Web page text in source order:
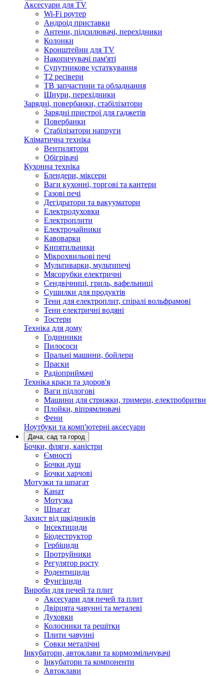
Аксесуари для TV
Wi-Fi роутер
Андроід приставки
Антени, підсилювачі, перехідники
Колонки
Кронштейни для TV
Накопичувачі пам'яті
Супутникове устаткування
Т2 ресівери
ТВ запчастини та обладнання
Шнури, перехідники
Зарядні, повербанки, стабілізатори
Зарядні пристрої для гаджетів
Повербанки
Стабілізатори напруги
Кліматична техніка
Вентилятори
Обігрівачі
Кухонна техніка
Блендери, міксери
Ваги кухонні, торгові та кантери
Газові печі
Дегідратори та вакууматори
Електродуховки
Електроплити
Електрочайники
Кавоварки
Кипятильники
Мікрохвильові печі
Мультиварки, мультипечі
Мясорубки електричні
Сендвічниці, гриль, вафельниці
Сушилки для продуктів
Тени для електроплит, спіралі вольфрамові
Тени електричні водяні
Тостери
Техніка для дому
Годинники
Пилососи
Пральні машини, бойлери
Праски
Радіоприймачі
Техніка краси та здоров'я
Ваги підлогові
Машини для стрижки, тримери, електробритви
Плойки, віпрямлювачі
Фени
Ноутбуки та комп'ютерні аксесуари
Дача, сад та город
Бочки, фляги, каністри
Ємності
Бочки душ
Бочки харчові
Мотузки та шпагат
Канат
Мотузка
Шпагат
Захист від шкідників
Інсектициди
Біодеструктор
Гербіциди
Протруйники
Регулятор росту
Родентициди
Фунгіциди
Вироби для печей та плит
Аксесуари для печей та плит
Двірцята чавунні та металеві
Духовки
Колосники та решітки
Плити чавунні
Совки металічні
Інкубатори, автоклави та кормозмільчувачі
Інкубатори та компоненти
Автоклави